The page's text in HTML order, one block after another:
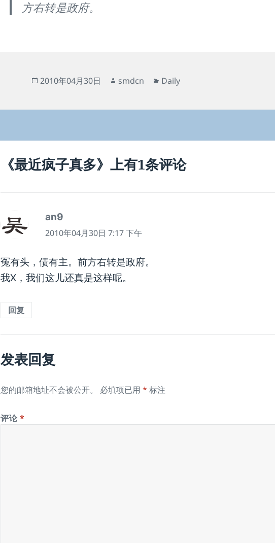
方右转是政府。
发
2010年04月30日
作
smdcn
分
Daily
《最近疯子真多》上有1条评论
an9
道：
2010年04月30日 7:17 下午
冤有头，债有主。前方右转是政府。
我X，我们这儿还真是这样呢。
回复
发表回复
您的邮箱地址不会被公开。 必填项已用* 标注
评论*